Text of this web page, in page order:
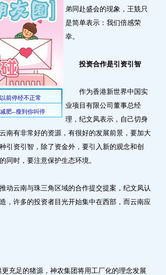
弟同赴盛会的现象，王兟只
是简单表示：我们倍感荣
幸。
投资合作是引资引智
作为香港新世界中国实
业项目有限公司董事总经
理，纪文凤表示，自己切身
南有非常好的资源，有很好的发展前景，要加大
引资引智，除了资金外，要引入新的观念和创
同时，要注意保护生态环境。
云南与珠三角区域的合作提交提案，纪文凤认
，许多的投资者目光开始集中在西部，而云南应
足的猪源，神农集团将用工厂化的理念发展